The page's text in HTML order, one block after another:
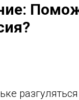
разгуляться